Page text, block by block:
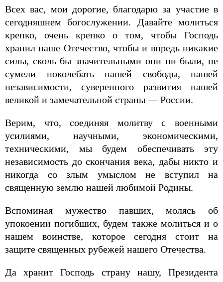
Всех вас, мои дорогие, благодарю за участие в
сегодняшнем богослужении. Давайте молиться
крепко, очень крепко о том, чтобы Господь
хранил наше Отечество, чтобы и впредь никакие
силы, сколь бы значительными они ни были, не
сумели поколебать нашей свободы, нашей
независимости, суверенного развития нашей
великой и замечательной страны — России.
Верим, что, соединяя молитву с военными
усилиями, научными, экономическими,
техническими, мы будем обеспечивать эту
независимость до скончания века, дабы никто и
никогда со злым умыслом не вступил на
священную землю нашей любимой Родины.
Вспоминая мужество павших, молясь об
упокоении погибших, будем также молиться и о
нашем воинстве, которое сегодня стоит на
защите священных рубежей нашего Отечества.
Да хранит Господь страну нашу, Президента